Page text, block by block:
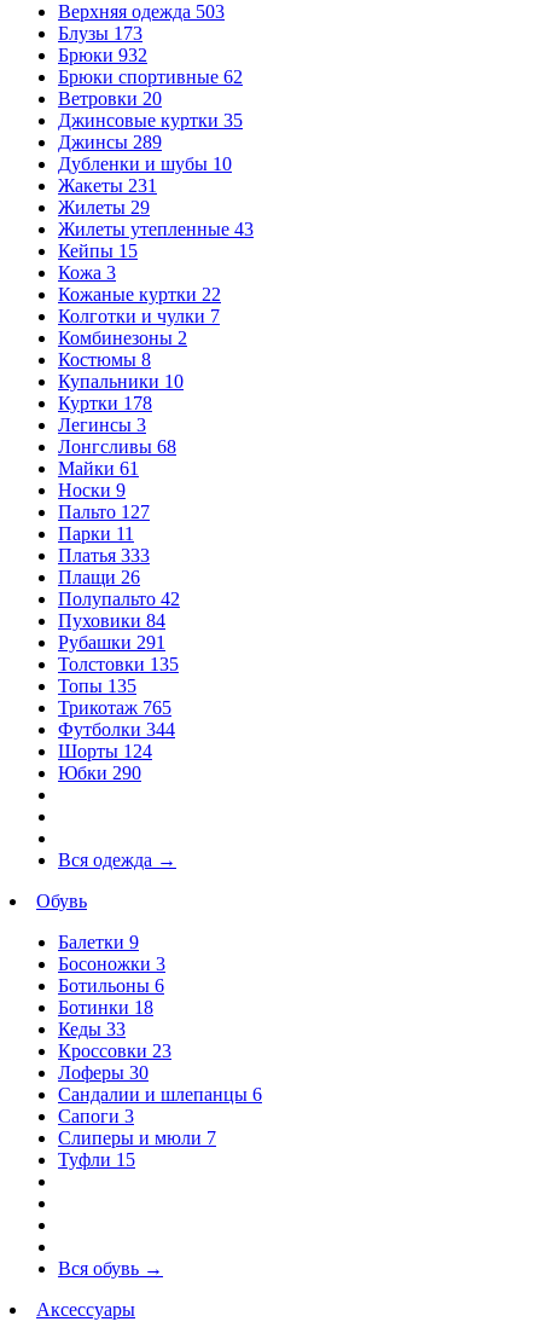
Верхняя одежда 503
Блузы 173
Брюки 932
Брюки спортивные 62
Ветровки 20
Джинсовые куртки 35
Джинсы 289
Дубленки и шубы 10
Жакеты 231
Жилеты 29
Жилеты утепленные 43
Кейпы 15
Кожа 3
Кожаные куртки 22
Колготки и чулки 7
Комбинезоны 2
Костюмы 8
Купальники 10
Куртки 178
Легинсы 3
Лонгсливы 68
Майки 61
Носки 9
Пальто 127
Парки 11
Платья 333
Плащи 26
Полупальто 42
Пуховики 84
Рубашки 291
Толстовки 135
Топы 135
Трикотаж 765
Футболки 344
Шорты 124
Юбки 290
Вся одежда →
Обувь
Балетки 9
Босоножки 3
Ботильоны 6
Ботинки 18
Кеды 33
Кроссовки 23
Лоферы 30
Сандалии и шлепанцы 6
Сапоги 3
Слиперы и мюли 7
Туфли 15
Вся обувь →
Аксессуары